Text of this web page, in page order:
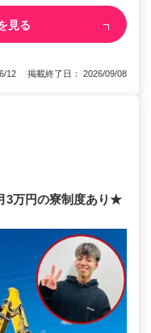
見る
12 掲載終了日： 2026/09/08
3万円の寮制度あり★